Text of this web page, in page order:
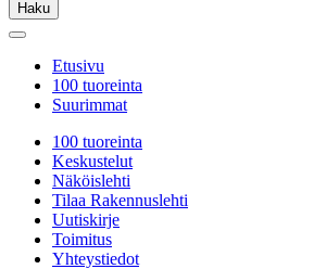
Haku
Etusivu
100 tuoreinta
Suurimmat
100 tuoreinta
Keskustelut
Näköislehti
Tilaa Rakennuslehti
Uutiskirje
Toimitus
Yhteystiedot